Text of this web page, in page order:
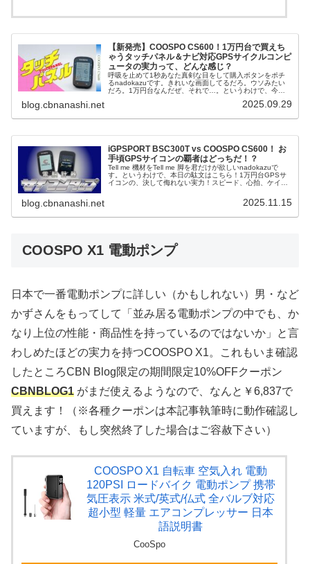
【新発売】COOSPO CS600！1万円台で買えち
ゃうタッチパネル＆ナビ対応GPSサイクルコンピ
ュータの実力って、どんな感じ？
呼吸を止めて1秒あなた真剣な目をして購入ボタンをポチ
るnadokazuです。きれいな画面してるだろ。ウソみたい
だろ。1万円台なんだぜ、それで…。というわけで、今回
blog.cbnanashi.net 2025.09.29
iGPSPORT BSC300T vs COOSPO CS600！ お
手頃GPSサイコンの覇者はどっちだ！？
Tell me 機材をTell me 脚を君だけが欲しいnadokazuで
す。というわけで、本日の駄文はこちら！1万円台GPSサ
イコンの、決して侮れない実力！スピード、心拍、ケイデ
blog.cbnanashi.net 2025.11.15
COOSPO X1 電動ポンプ
日本で一番電動ポンプに詳しい（かもしれない）男・など
かずさんをもってして「並み居る電動ポンプの中でも、か
なり上位の性能・商品性を持っているのではないか」と言
わしめたほどの実力を持つCOOSPO X1。これもいま確認
したところCBN Blog限定の期間限定10%OFFクーポン
CBNBLOG1 がまだ使えるようなので、なんと￥6,837で
買えます！（※各種クーポンは本記事執筆時に動作確認し
ていますが、もし突然終了した場合はご容赦下さい）
COOSPO X1 自転車 空気入れ 電動
120PSI ロードバイク 電動ポンプ 携帯
気圧表示 米式/英式/仏式 全バルブ対応
超小型 軽量 エアコンプレッサー 日本
語説明書
CooSpo